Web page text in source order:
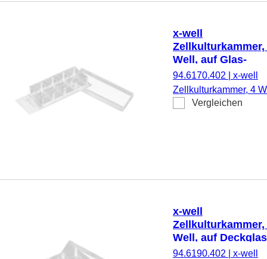
x-well
Zellkulturkammer,
Well, auf Glas-
Objektträger,
ablösbarer
94.6170.402
x-well
Zellkulturkammer, 4
auf Glas-Objektträger,
Vergleichen
x-well
Zellkulturkammer,
Well, auf Deckglas
94.6190.402
x-well